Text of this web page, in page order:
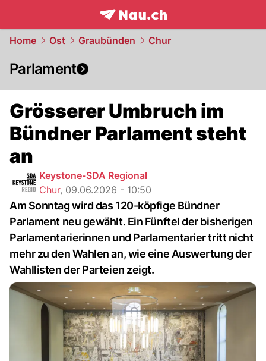
frontpage.NAU.ch
Home Ost Graubünden Chur
Parlament
Grösserer Umbruch im
Bündner Parlament steht
an
Keystone-SDA Regional
Chur, 09.06.2026 - 10:50
Am Sonntag wird das 120-köpfige Bündner
Parlament neu gewählt. Ein Fünftel der bisherigen
Parlamentarierinnen und Parlamentarier tritt nicht
mehr zu den Wahlen an, wie eine Auswertung der
Wahllisten der Parteien zeigt.